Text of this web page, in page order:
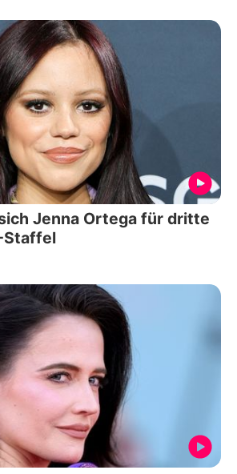
Jenna Ortega für dritte
Staffel